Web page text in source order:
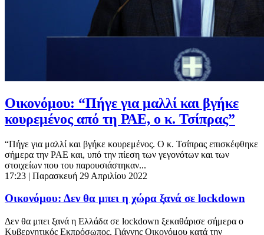
Οικονόμου: “Πήγε για μαλλί και βγήκε
κουρεμένος από τη ΡΑΕ, ο κ. Τσίπρας”
“Πήγε για μαλλί και βγήκε κουρεμένος. Ο κ. Τσίπρας επισκέφθηκε
σήμερα την ΡΑΕ και, υπό την πίεση των γεγονότων και των
στοιχείων που του παρουσιάστηκαν...
17:23 | Παρασκευή 29 Απριλίου 2022
Οικονόμου: Δεν θα μπει η χώρα ξανά σε lockdown
Δεν θα μπει ξανά η Ελλάδα σε lockdown ξεκαθάρισε σήμερα ο
Κυβερνητικός Εκπρόσωπος, Γιάννης Οικονόμου κατά την